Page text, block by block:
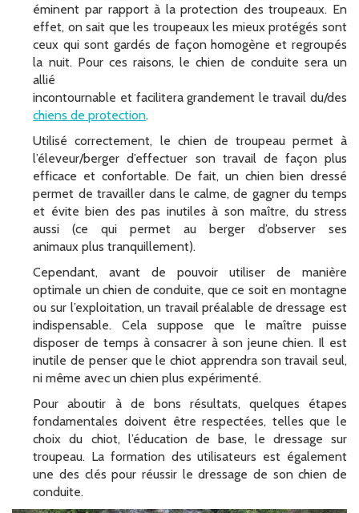
éminent par rapport à la protection des troupeaux. En
effet, on sait que les troupeaux les mieux protégés sont
ceux qui sont gardés de façon homogène et regroupés
la nuit. Pour ces raisons, le chien de conduite sera un
allié
incontournable et facilitera grandement le travail du/des
chiens de protection.
Utilisé correctement, le chien de troupeau permet à
l’éleveur/berger d’effectuer son travail de façon plus
efficace et confortable. De fait, un chien bien dressé
permet de travailler dans le calme, de gagner du temps
et évite bien des pas inutiles à son maître, du stress
aussi (ce qui permet au berger d’observer ses
animaux plus tranquillement).
Cependant, avant de pouvoir utiliser de manière
optimale un chien de conduite, que ce soit en montagne
ou sur l’exploitation, un travail préalable de dressage est
indispensable. Cela suppose que le maître puisse
disposer de temps à consacrer à son jeune chien. Il est
inutile de penser que le chiot apprendra son travail seul,
ni même avec un chien plus expérimenté.
Pour aboutir à de bons résultats, quelques étapes
fondamentales doivent être respectées, telles que le
choix du chiot, l’éducation de base, le dressage sur
troupeau. La formation des utilisateurs est également
une des clés pour réussir le dressage de son chien de
conduite.